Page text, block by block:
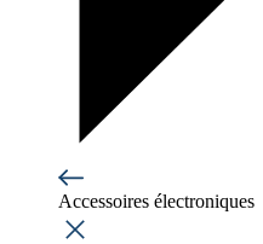
Accessoires électroniques